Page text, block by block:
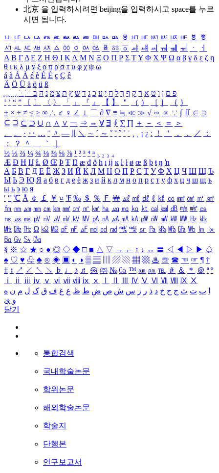
北京 을 입력하시려면 beijing을 입력하시고 space를 누르
시면 됩니다.
ㅥ ㅦ ㅧ ㅨ ㅩ ㅪ ㅫ ㅬ ㅭ ㅮ ㅯ ㅰ ㅱ ㅲ ㅳ ㅴ ㅵ ㅶ ㅷ ㅸ
ㅹ
ㅺ ㅻ ㅼ ㅽ ㅾ ㅿ ㆀ ㆁ ㆂ ㆃ ㆄ ㆅ ㆆ ㆇ ㆈ ㆉ ㆊ ㆋ ㆌ ㆍ
ㆎ
Α Β ΓΔ Ε Ζ Η Θ Ι ΚΛ Μ Ν Ξ Ο Π Ρ Σ ΤΥ Φ Χ Ψ Ω α β γ δ ε ζ η
θ ι κ λ μ ν ξ ο π ρ σ τ υ φ χ ψ ω
á à Á À é è É È ç Ç ê
Ä Ö Ü ä ö ü ß
ִֶֹ ֻּ ׁׂ פ ם ן ו ט א ר ק ף ך ל ח י ע כ ג ד ש ץ ת צ מ נ ה ב
‘ ’ “ ” 〔 〕 〈 〉 「 」 『 』 【 】 ＂ （ ） ［ ］ ｛ ｝
± × ÷ ≠ ≤ ≥ ∞ ∴ ♂ ♀ ∠ ⊥ ⌒ ∂ ∇ ≡ ≒ ≪ ≫ √ ∽ ∝ ∵ ∫ ∬ ∈ ∋
⊆ ⊇ ⊂ ⊃ ∪ ∩ ∧ ∨ ￢ ⇒ ⇔ ∀ ∃ ∮ ∑ ∏ ＋ － ＜ ＝
＞
、
。 · ‥ … ¨ 〃 ― ＼ ∼ ´ ～ ˇ ˘ ˝ ˚ ˙ ¸ ¡ ¿ ː ！ ＇ ， ． ／
：
；
？ ＾ ｀
½ ⅓ ⅔ ¼ ¾ ⅛ ⅜ ⅝ ⅞ ¹ ² ³ ⁴ ⁿ ₁ ₂ ₃ ₄
Æ Ð Ħ Ĳ Ł Ø Œ Þ Ŧ Ŋ æ đ ð ħ ı ĳ ĸ ŀ ł ø œ ß þ ŧ ŋ ŉ
А Б В Г Д Е Ё Ж З И Й К Л М Н О П Р С Т У Ф Х Ц Ч Ш Щ Ъ
Ы Ь Э Ю Я а б в г д е ё ж з и й к л м н о п р с т у ф х ц ч ш щ ъ
ы ь э ю я
′ ″ ℃ Å ￠ ￡ ￥ ¤ ℉ ‰ ＄ ％ Ｆ ￦ ㎕ ㎖ ㎗ ℓ ㎘ ㏄ ㎣ ㎤ ㎥ ㎦
㎙ ㎚ ㎛ ㎜ ㎝ ㎞ ㎟ ㎠ ㎡ ㎢ ㏊ ㎍ ㎎ ㎏ ㏏ ㎈ ㎉ ㏈ ㎧ ㎨ ㎰
㎱ ㎲ ㎳ ㎴ ㎵ ㎶ ㎷ ㎸ ㎹ ㎀ ㎁ ㎂ ㎃ ㎄ ㎺ ㎻ ㎽ ㎾ ㎿ ㎐ ㎑
㎒ ㎓ ㎔ Ω ㏀ ㏁ ㎊ ㎋ ㎌ ㏖ ㏅ ㎭ ㎮ ㎯ ㏛ ㎩ ㎪ ㎫ ㎬ ㏝ ㏐
㏓
㏃ ㏉ ㏜ ㏆
§ ※ ☆ ★ ○ ● ◎ ◇ ◆ □ ■ △ ▽ → ← ↑ ↓ ↔ 〓 ◁ ◀ ▷ ▶ ♤
♠ ♡ ♥ ♧ ♣ ⊙ ◈ ▣ ◐ ◑ ▒ ▤ ▨ ▧ ▦ ▩ ♨ ☏ ☎ ☜ ☞ ¶ †
‡ ↕ ↗ ↙ ↖ ↘ ♭ ♩ ♪ ♬ ㉿ ㈜ № ㏇ ™ ㏂ ㏘ ℡ ＃ ＆ ＊ ＠ ª º
ⅰ
ⅱ ⅲ ⅳ ⅴ ⅵ ⅶ ⅷ ⅸ ⅹ Ⅳ Ⅴ Ⅵ Ⅶ Ⅷ Ⅸ Ⅹ
ب ت ث ج ح خ د ذ ر ز س ش ص ض ط ظ ع غ ف ق ک ل م ن ه
و ی
닫기
통합검색
국내학술논문
학위논문
해외학술논문
학술지
단행본
연구보고서